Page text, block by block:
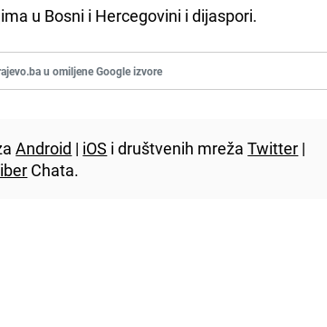
u Bosni i Hercegovini i dijaspori.
u omiljene Google izvore
Android | iOS i društvenih mrežaTwitter |
Chata.